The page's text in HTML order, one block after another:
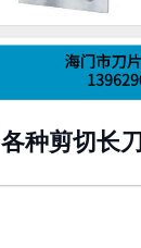
各种剪切长刀